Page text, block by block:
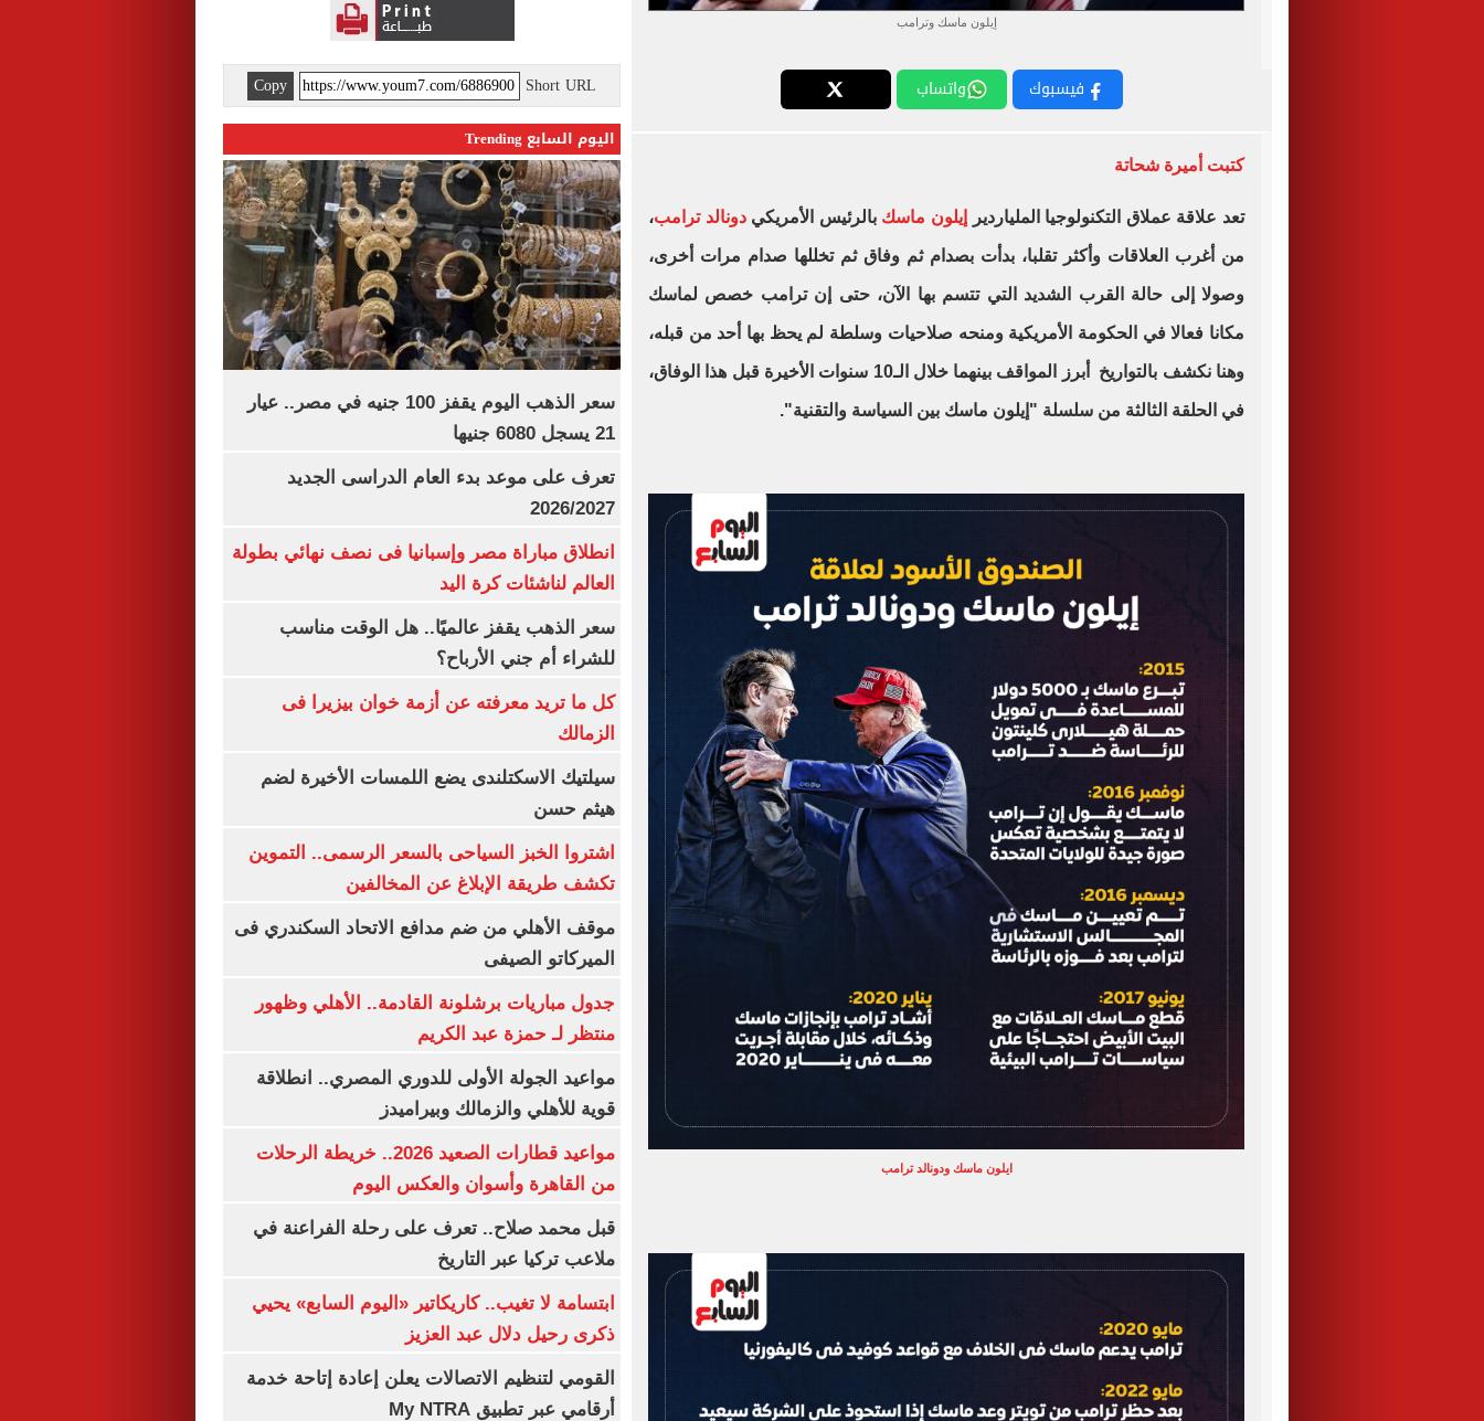
إيلون ماسك وترامب
فيسبوك واتساب
كتبت أميرة شحاتة
تعد علاقة عملاق التكنولوجيا الملياردير إيلون ماسك بالرئيس الأمريكيدونالد ترامب،
من أغرب العلاقات وأكثر تقلبا، بدأت بصدام ثم وفاق ثم تخللها صدام مرات أخرى،
وصولا إلى حالة القرب الشديد التي تتسم بها الآن، حتى إن ترامب خصص لماسك
مكانا فعالا في الحكومة الأمريكية ومنحه صلاحيات وسلطة لم يحظ بها أحد من قبله،
وهنا نكشف بالتواريخ أبرز المواقف بينهما خلال الـ10 سنوات الأخيرة قبل هذا الوفاق،
في الحلقة الثالثة من سلسلة "إيلون ماسك بين السياسة والتقنية".
ايلون ماسك ودونالد ترامب
Short URL
Copy
اليوم السابع Trending
سعر الذهب اليوم يقفز 100 جنيه في مصر.. عيار
21 يسجل 6080 جنيها
تعرف على موعد بدء العام الدراسى الجديد
2026/2027
انطلاق مباراة مصر وإسبانيا فى نصف نهائي بطولة
العالم لناشئات كرة اليد
سعر الذهب يقفز عالميًا.. هل الوقت مناسب
للشراء أم جني الأرباح؟
كل ما تريد معرفته عن أزمة خوان بيزيرا فى
الزمالك
سيلتيك الاسكتلندى يضع اللمسات الأخيرة لضم
هيثم حسن
اشتروا الخبز السياحى بالسعر الرسمى.. التموين
تكشف طريقة الإبلاغ عن المخالفين
موقف الأهلي من ضم مدافع الاتحاد السكندري فى
الميركاتو الصيفى
جدول مباريات برشلونة القادمة.. الأهلي وظهور
منتظر لـ حمزة عبد الكريم
مواعيد الجولة الأولى للدوري المصري.. انطلاقة
قوية للأهلي والزمالك وبيراميدز
مواعيد قطارات الصعيد 2026.. خريطة الرحلات
من القاهرة وأسوان والعكس اليوم
قبل محمد صلاح.. تعرف على رحلة الفراعنة في
ملاعب تركيا عبر التاريخ
ابتسامة لا تغيب.. كاريكاتير «اليوم السابع» يحيي
ذكرى رحيل دلال عبد العزيز
القومي لتنظيم الاتصالات يعلن إعادة إتاحة خدمة
أرقامي عبر تطبيق My NTRA